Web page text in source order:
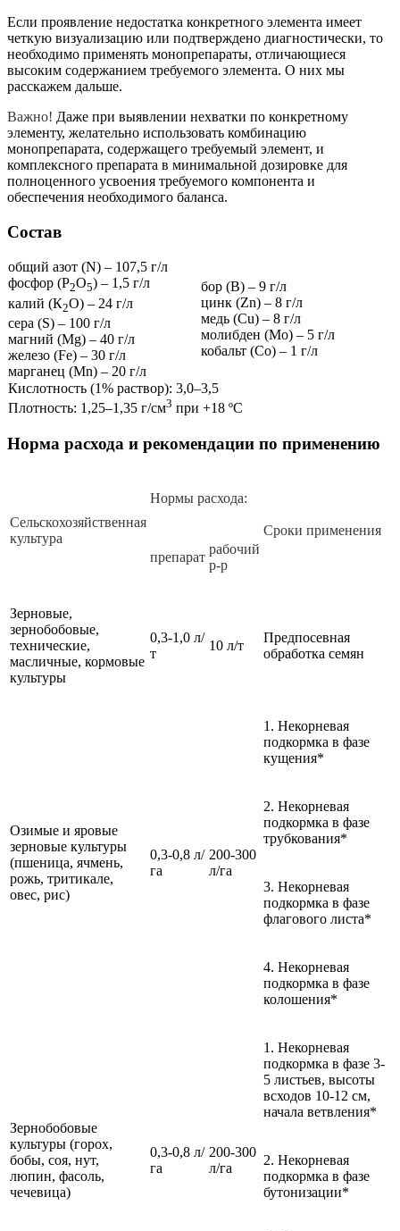
Если проявление недостатка конкретного элемента имеет
четкую визуализацию или подтверждено диагностически, то
необходимо применять монопрепараты, отличающиеся
высоким содержанием требуемого элемента. О них мы
расскажем дальше.
Важно! Даже при выявлении нехватки по конкретному
элементу, желательно использовать комбинацию
монопрепарата, содержащего требуемый элемент, и
комплексного препарата в минимальной дозировке для
полноценного усвоения требуемого компонента и
обеспечения необходимого баланса.
Состав
общий азот (N) – 107,5 г/л
фосфор (P2O5) – 1,5 г/л
калий (К2О) – 24 г/л
сера (S) – 100 г/л
магний (Mg) – 40 г/л
железо (Fe) – 30 г/л
марганец (Mn) – 20 г/л
бор (В) – 9 г/л
цинк (Zn) – 8 г/л
медь (Cu) – 8 г/л
молибден (Мо) – 5 г/л
кобальт (Со) – 1 г/л
Кислотность (1% раствор): 3,0–3,5
Плотность: 1,25–1,35 г/см3 при +18 ºС
Норма расхода и рекомендации по применению
Сельскохозяйственная
культура
Нормы расхода:
Сроки применения
препарат
рабочий
р-р
Зерновые,
зернобобовые,
технические,
масличные, кормовые
культуры
0,3-1,0 л/
т
10 л/т
Предпосевная
обработка семян
Озимые и яровые
зерновые культуры
(пшеница, ячмень,
рожь, тритикале,
овес, рис)
0,3-0,8 л/
га
200-300
л/га
1. Некорневая
подкормка в фазе
кущения*
2. Некорневая
подкормка в фазе
трубкования*
3. Некорневая
подкормка в фазе
флагового листа*
4. Некорневая
подкормка в фазе
колошения*
Зернобобовые
культуры (горох,
бобы, соя, нут,
люпин, фасоль,
чечевица)
0,3-0,8 л/
га
200-300
л/га
1. Некорневая
подкормка в фазе 3-
5 листьев, высоты
всходов 10-12 см,
начала ветвления*
2. Некорневая
подкормка в фазе
бутонизации*